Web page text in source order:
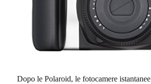
Dopo le Polaroid, le fotocamere